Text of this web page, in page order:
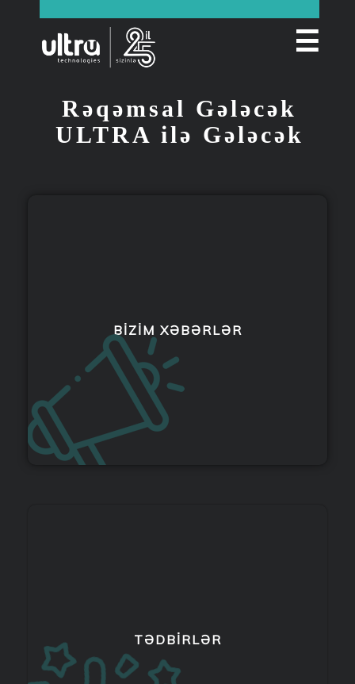
☰
Rəqəmsal Gələcək
ULTRA ilə Gələcək
BIZIM XƏBƏRLƏR
TƏDBIRLƏR